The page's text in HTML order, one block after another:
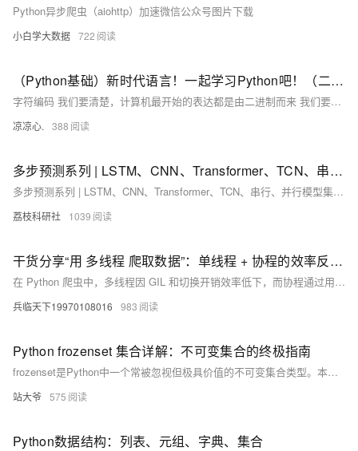
Python异步爬虫（aiohttp）加速微信公众号图片下载
小白学大数据 722
（Python基础）新时代语言！一起学习Python吧！（二）：字符编码由来；Python字符串、字符串格式化；list集合和tuple元组区别
字符编码 我们要清楚，计算机最开始的表达都是由二进制而来 我们要想通过二进制来表示我们熟知的字符看看以下的变化 例如： 1 的二进制编码为 0000 0001 我们通过A这个字符，让其在计算机内部存储（现如今，A 字符在地址通常表示为65） 现在拿A举例： 在计算机内部 A字符，它本身表示为 65这个数，在计算机底层会转为二进制码 也意味着A字符在底层表示为 1000001 通过这样的字符表示进行转换，逐步发展为拥有127个字符的编码存储到计算机中，这个编码表也被称为ASCII编码。 但随时代变迁，ASCII编码逐渐暴露短板，全球有上百种语言，光是ASCII编码并不能够满足需求
凉凉心. 388
多步预测系列 | LSTM、CNN、Transformer、TCN、串行、并行模型集合研究（Python代码实现）
多步预测系列 | LSTM、CNN、Transformer、TCN、串行、并行模型集合研究（Python代码实现）
荔枝科研社 1039
干货分享“用 多线程 爬取数据”：单线程 + 协程的效率反超 3 倍，这才是 Python 异步的正确打开方式
在 Python 爬虫中，多线程因 GIL 和切换开销效率低下，而协程通过用户态调度实现高并发，大幅提升爬取效率。本文详解协程原理、实战对比多线程性能，并提供最佳实践，助你掌握异步爬虫核心技术。
兵临天下19970108016 983
Python frozenset 集合详解：不可变集合的终极指南
frozenset是Python中一个常被忽视但极具价值的不可变集合类型。本文深入解析其本质、操作方法与应用场景，揭示其通过不可变性带来的安全性与性能优势。从底层实现到实战案例，涵盖字典键使用、缓存优化及类型注解等高级场景。同时对比性能数据，提供最佳实践指南，并展望Python 3.11+中的优化。掌握frozenset，可为代码带来更强健性与效率，适合多种特定需求场景。
站大爷 575
Python数据结构：列表、元组、字典、集合